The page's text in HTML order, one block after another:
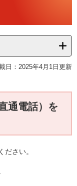
日：2025年4月1日更新
通電話）を
さい。